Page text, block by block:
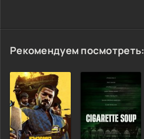
Рекомендуем посмотреть: